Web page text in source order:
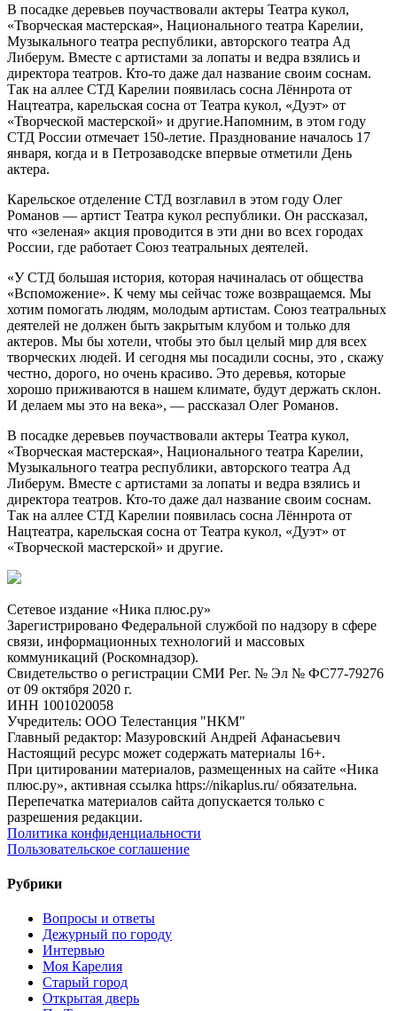
В посадке деревьев поучаствовали актеры Театра кукол,
«Творческая мастерская», Национального театра Карелии,
Музыкального театра республики, авторского театра Ад
Либерум. Вместе с артистами за лопаты и ведра взялись и
директора театров. Кто-то даже дал название своим соснам.
Так на аллее СТД Карелии появилась сосна Лённрота от
Нацтеатра, карельская сосна от Театра кукол, «Дуэт» от
«Творческой мастерской» и другие.Напомним, в этом году
СТД России отмечает 150-летие. Празднование началось 17
января, когда и в Петрозаводске впервые отметили День
актера.
Карельское отделение СТД возглавил в этом году Олег
Романов — артист Театра кукол республики. Он рассказал,
что «зеленая» акция проводится в эти дни во всех городах
России, где работает Союз театральных деятелей.
«У СТД большая история, которая начиналась от общества
«Вспоможение». К чему мы сейчас тоже возвращаемся. Мы
хотим помогать людям, молодым артистам. Союз театральных
деятелей не должен быть закрытым клубом и только для
актеров. Мы бы хотели, чтобы это был целый мир для всех
творческих людей. И сегодня мы посадили сосны, это , скажу
честно, дорого, но очень красиво. Это деревья, которые
хорошо приживаются в нашем климате, будут держать склон.
И делаем мы это на века», — рассказал Олег Романов.
В посадке деревьев поучаствовали актеры Театра кукол,
«Творческая мастерская», Национального театра Карелии,
Музыкального театра республики, авторского театра Ад
Либерум. Вместе с артистами за лопаты и ведра взялись и
директора театров. Кто-то даже дал название своим соснам.
Так на аллее СТД Карелии появилась сосна Лённрота от
Нацтеатра, карельская сосна от Театра кукол, «Дуэт» от
«Творческой мастерской» и другие.
Сетевое издание «Ника плюс.ру»
Зарегистрировано Федеральной службой по надзору в сфере
связи, информационных технологий и массовых
коммуникаций (Роскомнадзор).
Свидетельство о регистрации СМИ Рег. № Эл № ФС77-79276
от 09 октября 2020 г.
ИНН 1001020058
Учредитель: ООО Телестанция "НКМ"
Главный редактор: Мазуровский Андрей Афанасьевич
Настоящий ресурс может содержать материалы 16+.
При цитировании материалов, размещенных на сайте «Ника
плюс.ру», активная ссылка https://nikaplus.ru/ обязательна.
Перепечатка материалов сайта допускается только с
разрешения редакции.
Политика конфиденциальности
Пользовательское соглашение
Рубрики
Вопросы и ответы
Дежурный по городу
Интервью
Моя Карелия
Старый город
Открытая дверь